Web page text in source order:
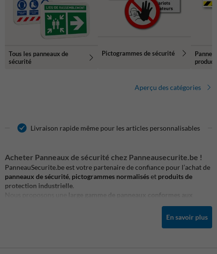
Tous les panneaux de
sécurité
Pictogrammes de sécurité
Aperçu des catégories
Livraison rapide même pour les articles personnalisables
Acheter Panneaux de sécurité chez Panneausecurite.be !
PanneauSecurite.be est votre partenaire de confiance pour l’achat de
panneaux de sécurité, pictogrammes normaliséset produits de
protection industrielle.
Nous proposons une large gamme de panneaux conformes aux
secours, de sauvetage, d’évacuation, et de prévention incendie.
garantir la sécurité des personnes et
En savoir plus